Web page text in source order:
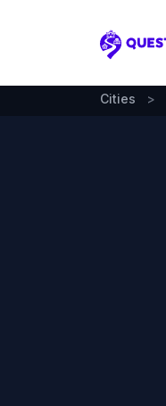
Questo
Cities >